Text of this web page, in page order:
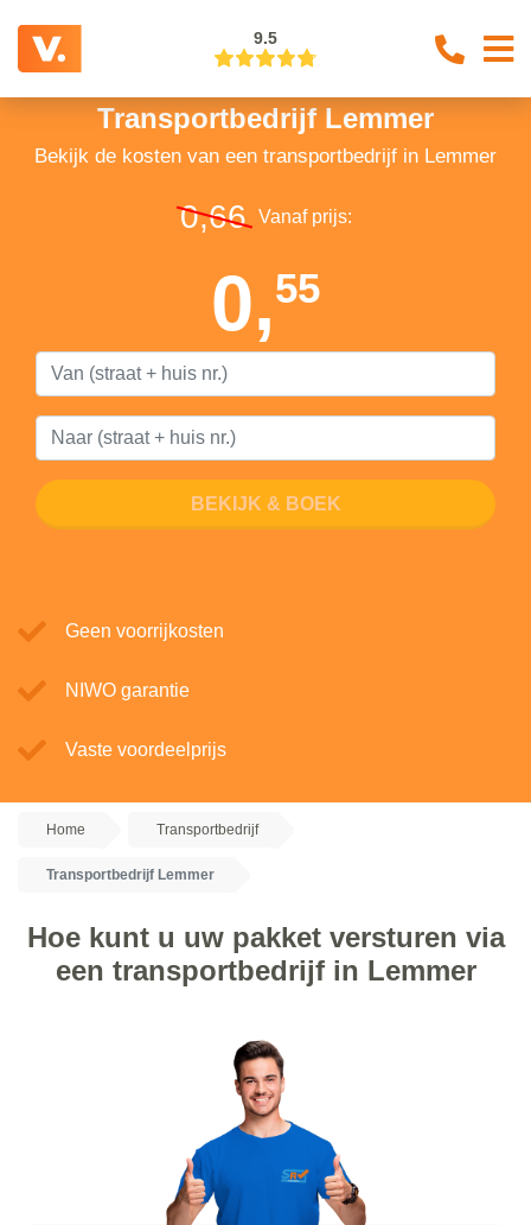
9.5
Transportbedrijf Lemmer
Bekijk de kosten van een transportbedrijf in Lemmer
0,66 Vanaf prijs:
0,55
BEKIJK & BOEK
Geen voorrijkosten
NIWO garantie
Vaste voordeelprijs
Home Transportbedrijf
Transportbedrijf Lemmer
Hoe kunt u uw pakket versturen via
een transportbedrijf in Lemmer